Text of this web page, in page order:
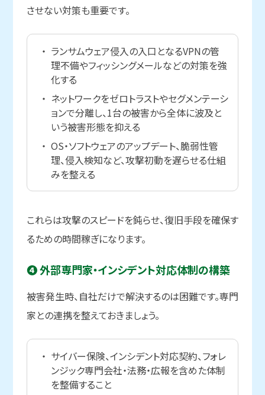
させない対策も重要です。
ランサムウェア侵入の入口となるVPNの管
理不備やフィッシングメールなどの対策を強
化する
ネットワークをゼロトラストやセグメンテーシ
ョンで分離し、1台の被害から全体に波及と
いう被害形態を抑える
OS・ソフトウェアのアップデート、脆弱性管
理、侵入検知など、攻撃初動を遅らせる仕組
みを整える
これらは攻撃のスピードを鈍らせ、復旧手段を確保す
るための時間稼ぎになります。
❹ 外部専門家・インシデント対応体制の構築
被害発生時、自社だけで解決するのは困難です。専門
家との連携を整えておきましょう。
サイバー保険、インシデント対応契約、フォレ
ンジック専門会社・法務・広報を含めた体制
を整備すること